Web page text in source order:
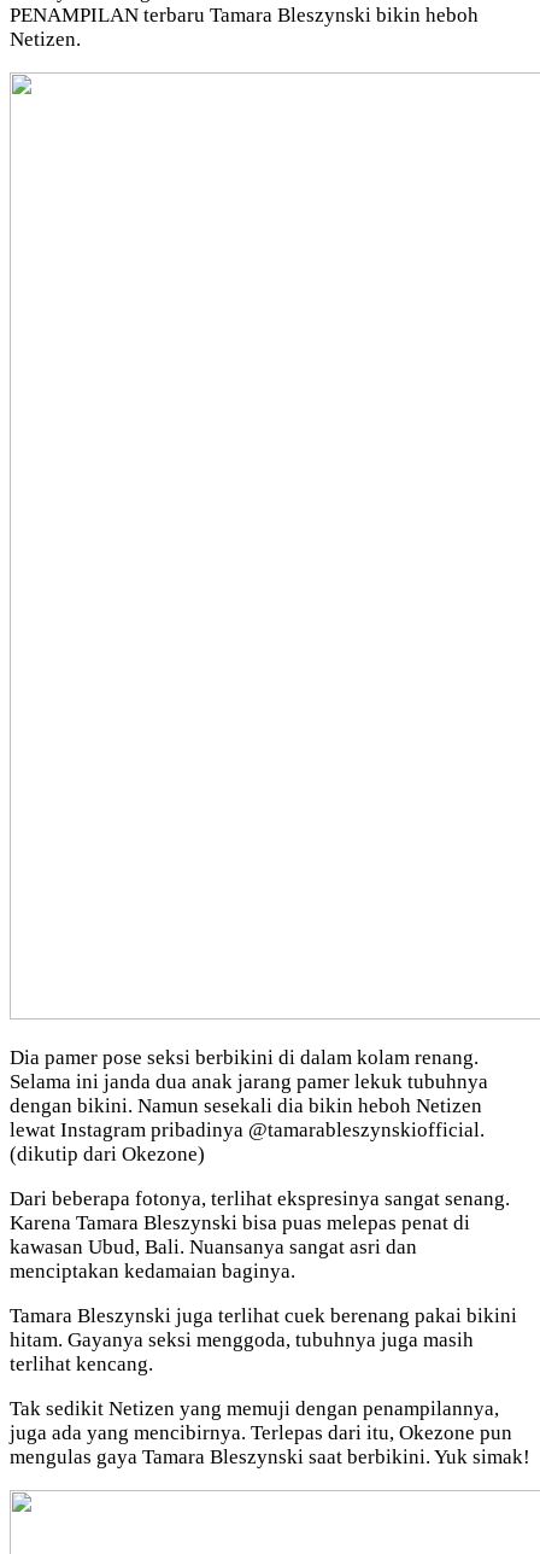
PENAMPILAN terbaru Tamara Bleszynski bikin heboh
Netizen.
Dia pamer pose seksi berbikini di dalam kolam renang.
Selama ini janda dua anak jarang pamer lekuk tubuhnya
dengan bikini. Namun sesekali dia bikin heboh Netizen
lewat Instagram pribadinya @tamarableszynskiofficial.
(dikutip dari Okezone)
Dari beberapa fotonya, terlihat ekspresinya sangat senang.
Karena Tamara Bleszynski bisa puas melepas penat di
kawasan Ubud, Bali. Nuansanya sangat asri dan
menciptakan kedamaian baginya.
Tamara Bleszynski juga terlihat cuek berenang pakai bikini
hitam. Gayanya seksi menggoda, tubuhnya juga masih
terlihat kencang.
Tak sedikit Netizen yang memuji dengan penampilannya,
juga ada yang mencibirnya. Terlepas dari itu, Okezone pun
mengulas gaya Tamara Bleszynski saat berbikini. Yuk simak!